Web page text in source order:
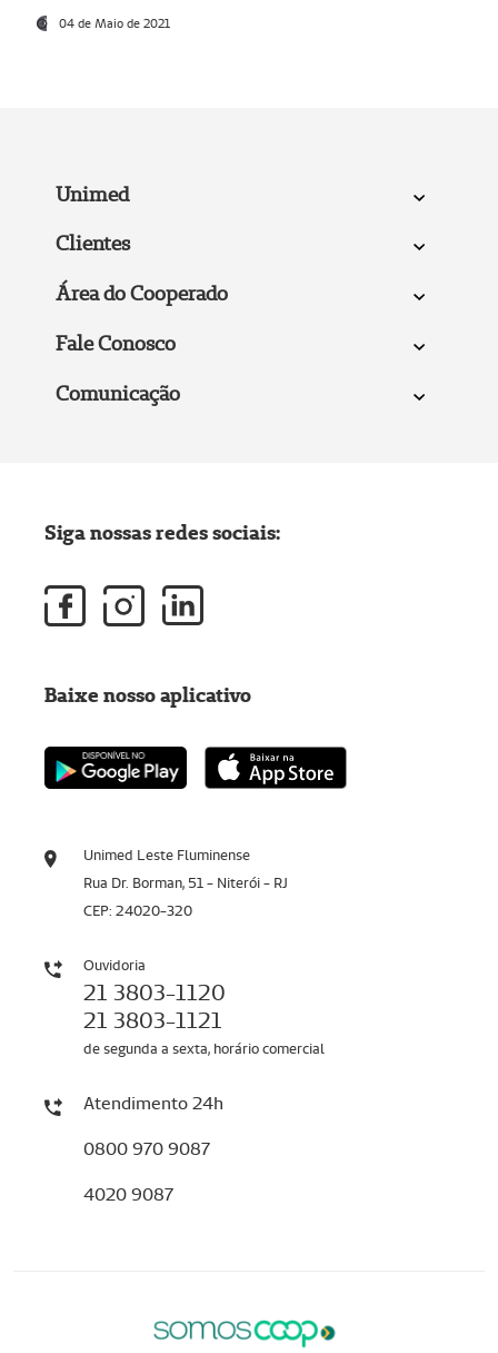
04 de Maio de 2021
Unimed
Clientes
Área do Cooperado
Fale Conosco
Comunicação
Unimed Leste Fluminense
Rua Dr. Borman, 51 - Niterói - RJ
CEP: 24020-320
Ouvidoria
21 3803-1120
21 3803-1121
de segunda a sexta, horário comercial
Atendimento 24h
0800 970 9087
4020 9087
Siga nossas redes sociais:
Baixe nosso aplicativo